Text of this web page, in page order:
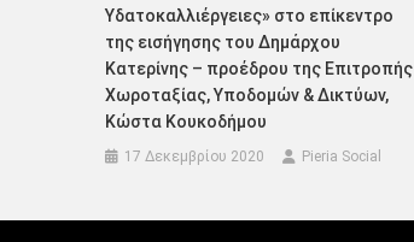
Υδατοκαλλιέργειες» στο επίκεντρο
της εισήγησης του Δημάρχου
Κατερίνης – προέδρου της Επιτροπής
Χωροταξίας, Υποδομών & Δικτύων,
Κώστα Κουκοδήμου
17 Δεκεμβρίου 2020 Pieria Social